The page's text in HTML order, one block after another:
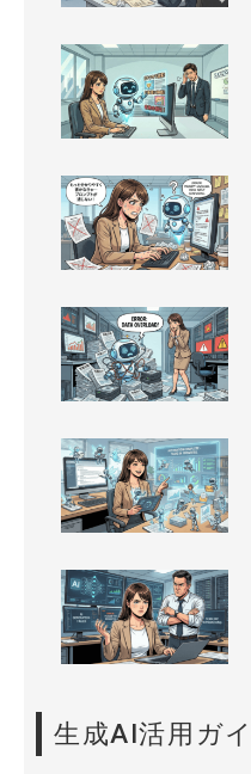
生成AI活用ガ